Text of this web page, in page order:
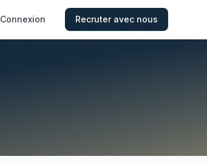
Connexion Recruter avec nous